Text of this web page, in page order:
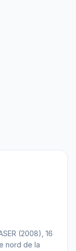
(2008), 16
nord de la